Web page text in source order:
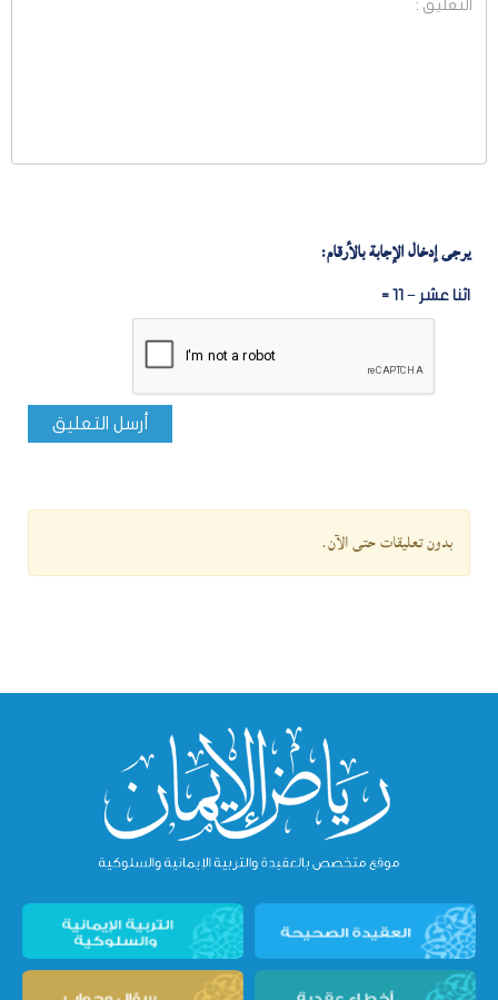
يرجى إدخال الإجابة بالأرقام:
اثنا عشر − 11 =
أرسل التعليق
بدون تعليقات حتى الآن.